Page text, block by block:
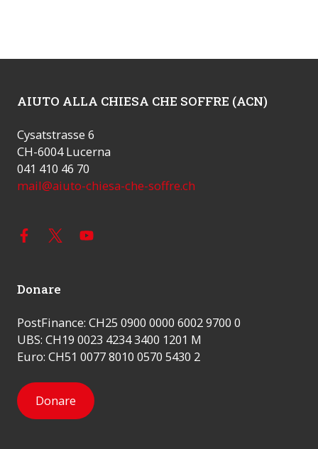
AIUTO ALLA CHIESA CHE SOFFRE (ACN)
Cysatstrasse 6
CH-6004 Lucerna
041 410 46 70
mail@aiuto-chiesa-che-soffre.ch
Donare
PostFinance: CH25 0900 0000 6002 9700 0
UBS: CH19 0023 4234 3400 1201 M
Euro: CH51 0077 8010 0570 5430 2
Donare